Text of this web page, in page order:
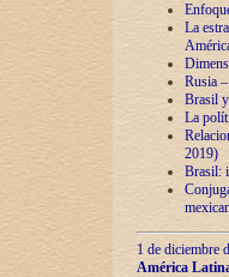
La
Rusia
Brasil
La
2019)
Brasil:
1 de diciembre
América